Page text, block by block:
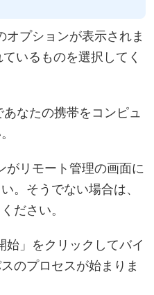
オプションが表示されま
いるものを選択してく
あなたの携帯をコンピュ
がリモート管理の画面に
。そうでない場合は、
ださい。
始」をクリックしてバイ
のプロセスが始まりま